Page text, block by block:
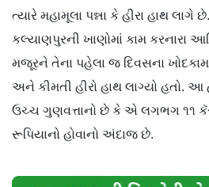
ત્યારે મહામૂલા પન્ના કે હીરા હાથ
કલ્યાણપુરની ખાણોમાં કામ કરનારા
મજૂરને તેના પહેલા જ દિવસના
અને કીમતી હીરો હાથ લાગ્યો હતો.
ઉચ્ચ ગુણવત્તાનો છે કે એ લગભગ ૧૧
રૂપિયાનો હોવાનો અંદાજ છે.